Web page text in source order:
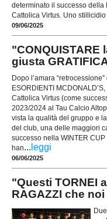
determinato il successo
Cattolica Virtus. Uno
09/06/2025
"CONQUISTARE
giusta
Dopo l’amara
ESORDIENTI
Cattolica Virtus (come
2023/2024 al Tau Calcio
vista la qualità del gruppo e
del club, una delle maggiori
successo nella WINTER
han... leggi
06/06/2025
"Questi TORNEI
RAGAZZI che noi